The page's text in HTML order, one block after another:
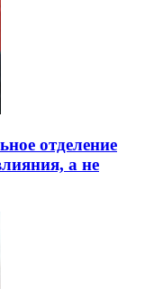
отделение
а не